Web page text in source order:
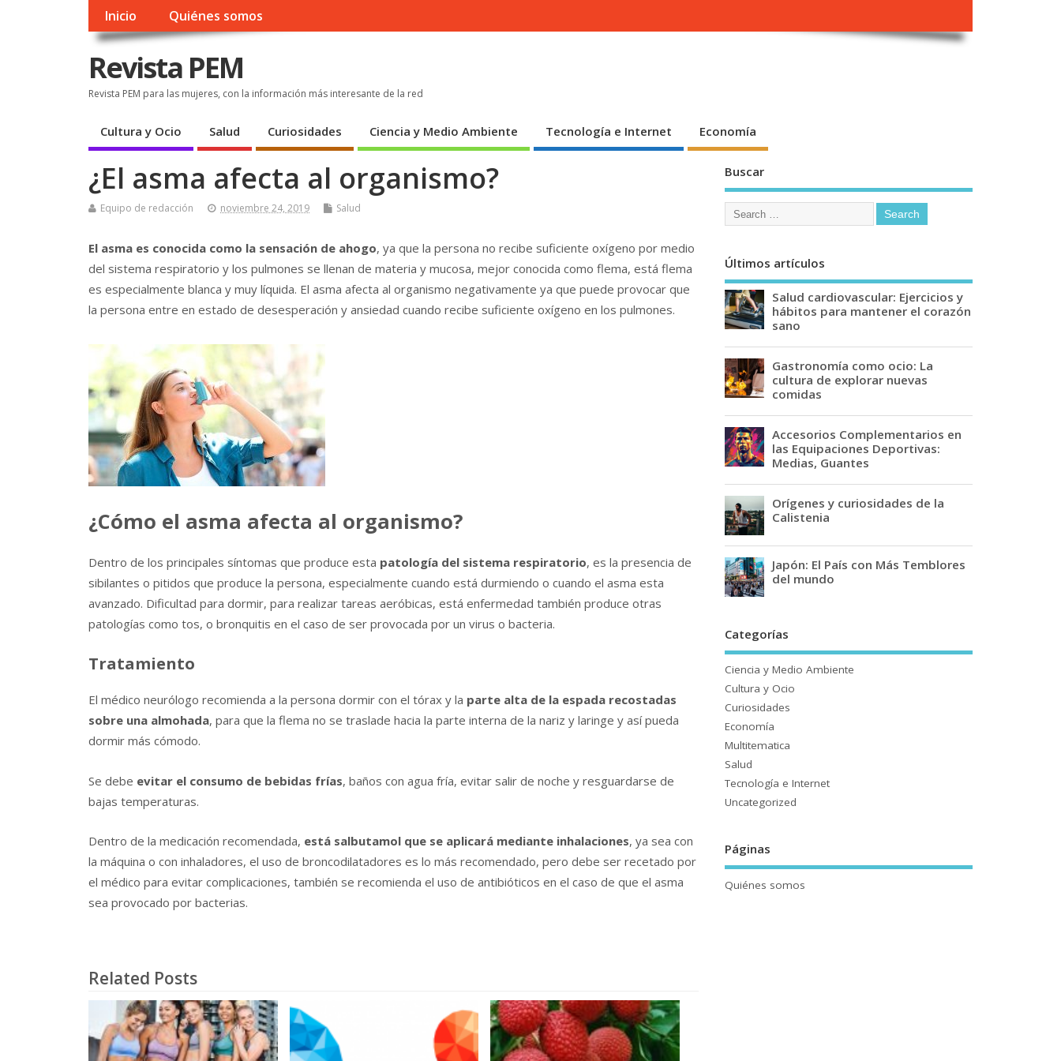
Inicio Quiénes somos
Revista PEM
Revista PEM para las mujeres, con la información más interesante de la red
Cultura y Ocio Salud Curiosidades Ciencia y Medio Ambiente Tecnología e Internet Economía
¿El asma afecta al organismo?
Equipo de redacción noviembre 24, 2019 Salud
El asma es conocida como la sensación de ahogo, ya que la persona no recibe suficiente oxígeno por medio
del sistema respiratorio y los pulmones se llenan de materia y mucosa, mejor conocida como flema, está flema
es especialmente blanca y muy líquida. El asma afecta al organismo negativamente ya que puede provocar que
la persona entre en estado de desesperación y ansiedad cuando recibe suficiente oxígeno en los pulmones.
¿Cómo el asma afecta al organismo?
Dentro de los principales síntomas que produce esta patología del sistema respiratorio, es la presencia de
sibilantes o pitidos que produce la persona, especialmente cuando está durmiendo o cuando el asma esta
avanzado. Dificultad para dormir, para realizar tareas aeróbicas, está enfermedad también produce otras
patologías como tos, o bronquitis en el caso de ser provocada por un virus o bacteria.
Tratamiento
El médico neurólogo recomienda a la persona dormir con el tórax y la parte alta de la espada recostadas
sobre una almohada, para que la flema no se traslade hacia la parte interna de la nariz y laringe y así pueda
dormir más cómodo.
Se debe evitar el consumo de bebidas frías, baños con agua fría, evitar salir de noche y resguardarse de
bajas temperaturas.
Dentro de la medicación recomendada, está salbutamol que se aplicará mediante inhalaciones, ya sea con
la máquina o con inhaladores, el uso de broncodilatadores es lo más recomendado, pero debe ser recetado por
el médico para evitar complicaciones, también se recomienda el uso de antibióticos en el caso de que el asma
sea provocado por bacterias.
Related Posts
Buscar
Últimos artículos
Salud cardiovascular: Ejercicios y
hábitos para mantener el corazón
sano
Gastronomía como ocio: La
cultura de explorar nuevas
comidas
Accesorios Complementarios en
las Equipaciones Deportivas:
Medias, Guantes
Orígenes y curiosidades de la
Calistenia
Japón: El País con Más Temblores
del mundo
Categorías
Ciencia y Medio Ambiente
Cultura y Ocio
Curiosidades
Economía
Multitematica
Salud
Tecnología e Internet
Uncategorized
Páginas
Quiénes somos